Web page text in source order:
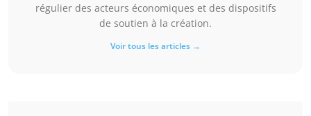
régulier des acteurs économiques et des dispositifs
de soutien à la création.
Voir tous les articles →